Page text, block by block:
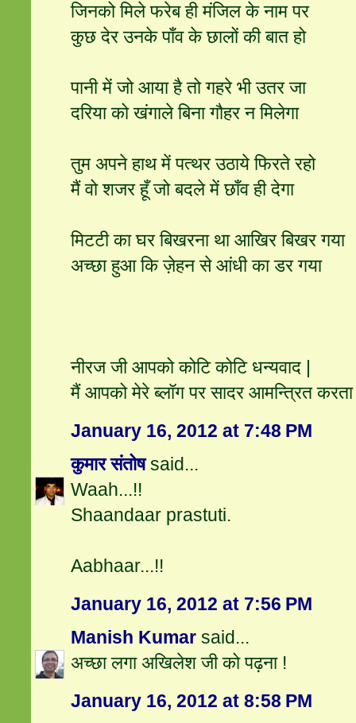
जिनको मिले फरेब ही मंजिल के नाम पर
कुछ देर उनके पाँव के छालों की बात हो
पानी में जो आया है तो गहरे भी उतर जा
दरिया को खंगाले बिना गौहर न मिलेगा
तुम अपने हाथ में पत्थर उठाये फिरते रहो
मैं वो शजर हूँ जो बदले में छाँव ही देगा
मिटटी का घर बिखरना था आखिर बिखर गया
अच्छा हुआ कि ज़ेहन से आंधी का डर गया
नीरज जी आपको कोटि कोटि धन्यवाद |
मैं आपको मेरे ब्लॉग पर सादर आमन्त्रित
January 16, 2012 at 7:48 PM
कुमार संतोषsaid...
Waah...!!
Shaandaar prastuti.
Aabhaar...!!
January 16, 2012 at 7:56 PM
Manish Kumar said...
अच्छा लगा अखिलेश जी को पढ़ना !
January 16, 2012 at 8:58 PM